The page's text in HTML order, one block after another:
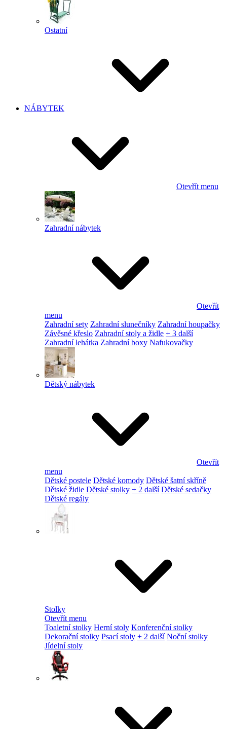
Ostatní
NÁBYTEK
Otevřít menu
Zahradní nábytek
Otevřít
menu
Zahradní sety Zahradní slunečníky Zahradní houpačky
Závěsné křeslo Zahradní stoly a židle + 3 další
Zahradní lehátka Zahradní boxy Nafukovačky
Dětský nábytek
Otevřít
menu
Dětské postele Dětské komody Dětské šatní skříně
Dětské židle Dětské stolky + 2 další Dětské sedačky
Dětské regály
Stolky
Otevřít menu
Toaletní stolky Herní stoly Konferenční stolky
Dekorační stolky Psací stoly + 2 další Noční stolky
Jídelní stoly